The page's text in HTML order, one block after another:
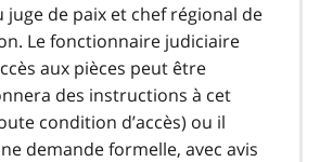
juge de paix et chef régional de
Le fonctionnaire judiciaire
aux pièces peut être
des instructions à cet
condition d’accès) ou il
demande formelle, avec avis